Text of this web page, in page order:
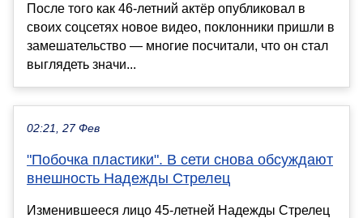
После того как 46-летний актёр опубликовал в
своих соцсетях новое видео, поклонники пришли в
замешательство — многие посчитали, что он стал
выглядеть значи...
02:21, 27 Фев
"Побочка пластики". В сети снова обсуждают
внешность Надежды Стрелец
Изменившееся лицо 45-летней Надежды Стрелец